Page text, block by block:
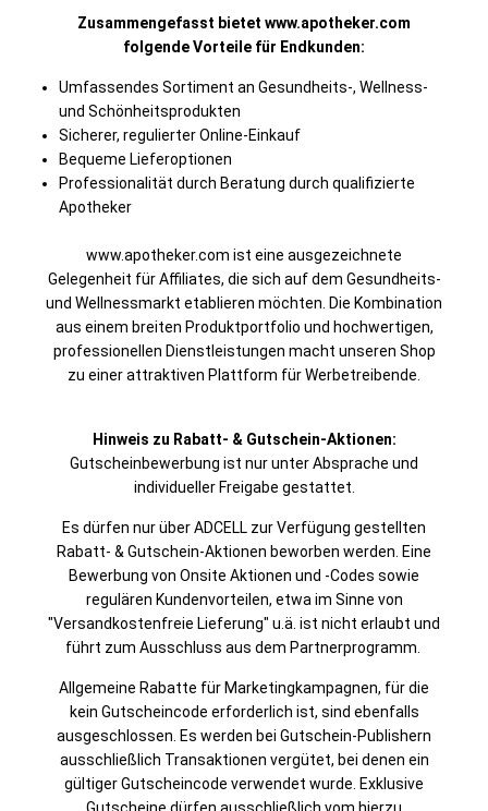
Zusammengefasst bietet www.apotheker.com
folgende Vorteile für Endkunden:
Umfassendes Sortiment an Gesundheits-, Wellness-
und Schönheitsprodukten
Sicherer, regulierter Online-Einkauf
Bequeme Lieferoptionen
Professionalität durch Beratung durch qualifizierte
Apotheker
www.apotheker.com ist eine ausgezeichnete
Gelegenheit für Affiliates, die sich auf dem Gesundheits-
und Wellnessmarkt etablieren möchten. Die Kombination
aus einem breiten Produktportfolio und hochwertigen,
professionellen Dienstleistungen macht unseren Shop
zu einer attraktiven Plattform für Werbetreibende.
Hinweis zu Rabatt- & Gutschein-Aktionen:
Gutscheinbewerbung ist nur unter Absprache und
individueller Freigabe gestattet.
Es dürfen nur über ADCELL zur Verfügung gestellten
Rabatt- & Gutschein-Aktionen beworben werden. Eine
Bewerbung von Onsite Aktionen und -Codes sowie
regulären Kundenvorteilen, etwa im Sinne von
"Versandkostenfreie Lieferung" u.ä. ist nicht erlaubt und
führt zum Ausschluss aus dem Partnerprogramm.
Allgemeine Rabatte für Marketingkampagnen, für die
kein Gutscheincode erforderlich ist, sind ebenfalls
ausgeschlossen. Es werden bei Gutschein-Publishern
ausschließlich Transaktionen vergütet, bei denen ein
gültiger Gutscheincode verwendet wurde. Exklusive